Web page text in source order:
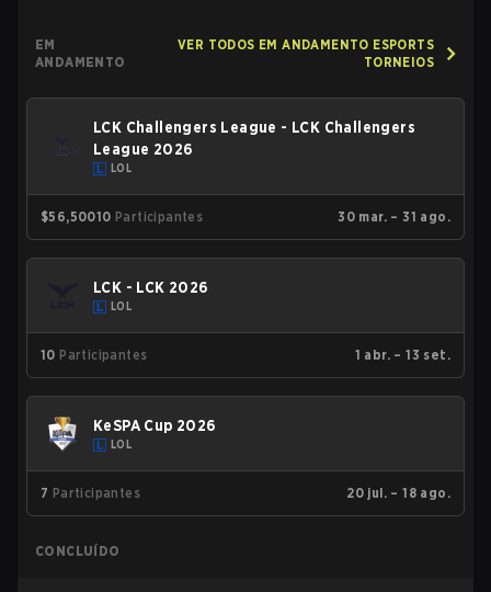
EM
ANDAMENTO
VER TODOS EM ANDAMENTO ESPORTS
TORNEIOS
LCK Challengers League - LCK Challengers
League 2026
LOL
$56,50010 Participantes 30 mar. – 31 ago.
LCK - LCK 2026
LOL
10 Participantes 1 abr. – 13 set.
KeSPA Cup 2026
LOL
7 Participantes 20 jul. – 18 ago.
CONCLUÍDO